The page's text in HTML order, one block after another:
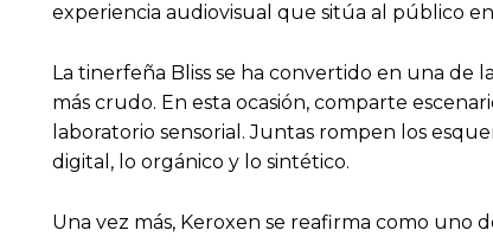
experiencia audiovisual que sitúa al público
La tinerfeña Bliss se ha convertido en una de
más crudo. En esta ocasión, comparte
laboratorio sensorial. Juntas rompen los
digital, lo orgánico y lo sintético.
Una vez más, Keroxen se reafirma como uno